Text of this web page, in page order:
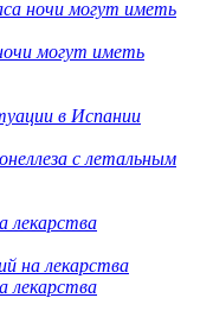
могут иметь
в Испании
с летальным
лекарства
лекарства